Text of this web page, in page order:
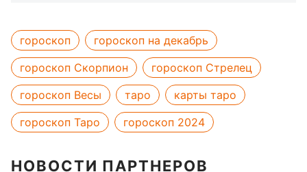
гороскоп
гороскоп на декабрь
гороскоп Скорпион
гороскоп Стрелец
гороскоп Весы
таро
карты таро
гороскоп Таро
гороскоп 2024
НОВОСТИ ПАРТНЕРОВ